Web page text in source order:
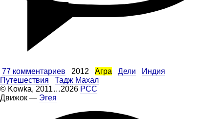
77 комментариев 2012 Агра Дели
Индия
Путешествия
Тадж Махал
© Kowka, 2011...2026 РСС
Движок — Эгея